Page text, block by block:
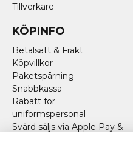
Tillverkare
KÖPINFO
Betalsätt & Frakt
Köpvillkor
Paketspårning
Snabbkassa
Rabatt för
uniformspersonal
Svärd säljs via Apple Pay &